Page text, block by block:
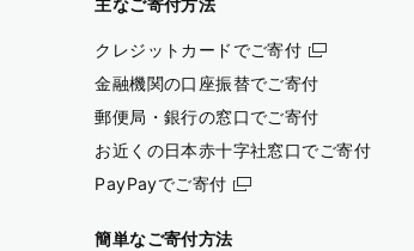
主なご寄付方法
クレジットカードでご寄付
金融機関の口座振替でご寄付
郵便局・銀行の窓口でご寄付
お近くの日本赤十字社窓口でご寄付
PayPayでご寄付
簡単なご寄付方法